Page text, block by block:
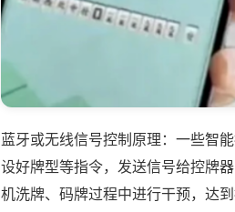
蓝牙或无线信号控制原理：一些智
设好牌型等指令，发送信号给控牌
机洗牌、码牌过程中进行干预，达到